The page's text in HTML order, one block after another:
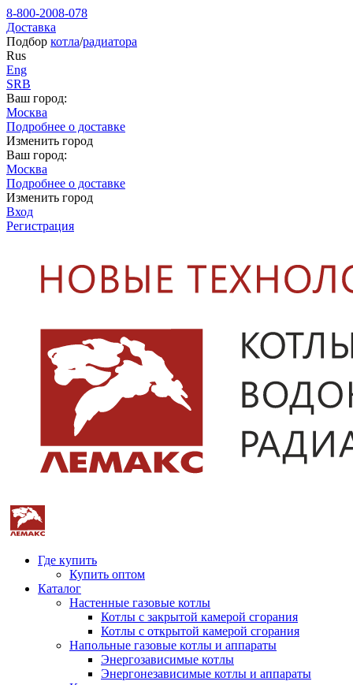
8-800-2008-078
Доставка
Подбор котла/радиатора
Rus
Eng
SRB
Ваш город:
Москва
Подробнее о доставке
Изменить город
Ваш город:
Москва
Подробнее о доставке
Изменить город
Вход
Регистрация
Где купить
Купить оптом
Каталог
Настенные газовые котлы
Котлы с закрытой камерой сгорания
Котлы с открытой камерой сгорания
Напольные газовые котлы и аппараты
Энергозависимые котлы
Энергонезависимые котлы и аппараты